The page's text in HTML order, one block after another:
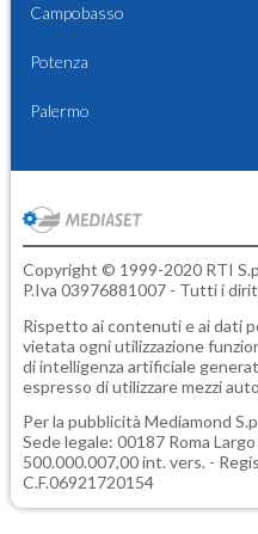
Campobasso
Potenza
Palermo
Copyright © 1999-2020 RTI
P.Iva 03976881007 - Tutti i
Rispetto ai contenuti e ai dati
vietata ogni utilizzazione
di intelligenza artificiale
espresso di utilizzare mezzi
Per la pubblicità Mediamond
Sede legale: 00187 Roma
500.000.007,00 int. vers. -
C.F.06921720154